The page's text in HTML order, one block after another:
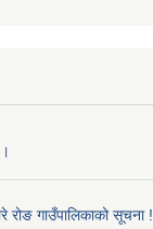
रोङ गाउँपालिकाको सूचना !